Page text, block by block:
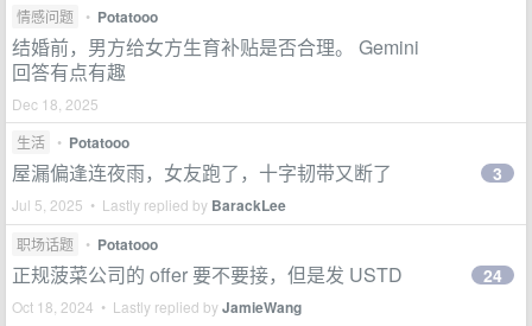
情感问题 • Potatooo
结婚前，男方给女方生育补贴是否合理。 Gemini
回答有点有趣
Dec 18, 2025
生活
• Potatooo
屋漏偏逢连夜雨，女友跑了，十字韧带又断了
Jul 5, 2025 • Lastly replied by BarackLee
3
职场话题 • Potatooo
正规菠菜公司的 offer 要不要接，但是发 USTD
Oct 18, 2024 • Lastly replied byJamieWang
24